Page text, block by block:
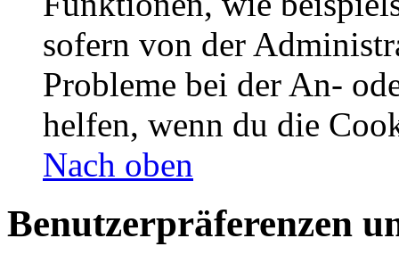
sofern von der
Probleme bei der An-
helfen, wenn du die
Nach oben
Benutzerpräferenzen